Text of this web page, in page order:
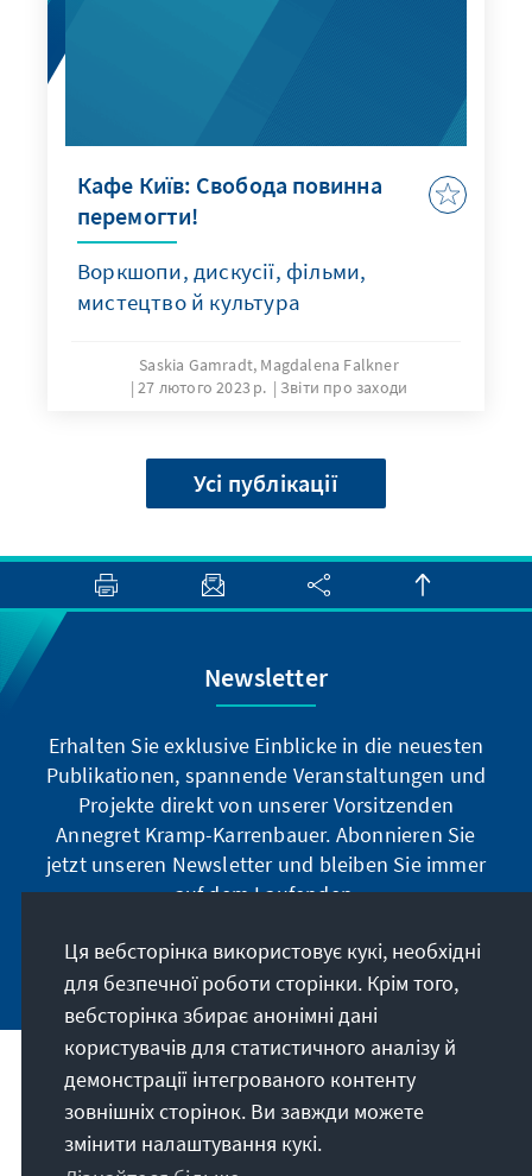
Кафе Київ: Свобода повинна
перемогти!
Воркшопи, дискусії, фільми,
мистецтво й культура
Saskia Gamradt, Magdalena Falkner
27 лютого 2023 р.
Звіти про заходи
Усі публікації
Newsletter
Erhalten Sie exklusive Einblicke in die neuesten
Publikationen, spannende Veranstaltungen und
Projekte direkt von unserer Vorsitzenden
Annegret Kramp-Karrenbauer. Abonnieren Sie
jetzt unseren Newsletter und bleiben Sie immer
auf dem Laufenden.
Jetzt abonnieren
Наше покликання
Контакт
Ця вебсторінка використовує кукі, необхідні
для безпечної роботи сторінки. Крім того,
вебсторінка збирає анонімні дані
користувачів для статистичного аналізу й
демонстрації інтегрованого контенту
зовнішніх сторінок. Ви завжди можете
змінити налаштування кукі.